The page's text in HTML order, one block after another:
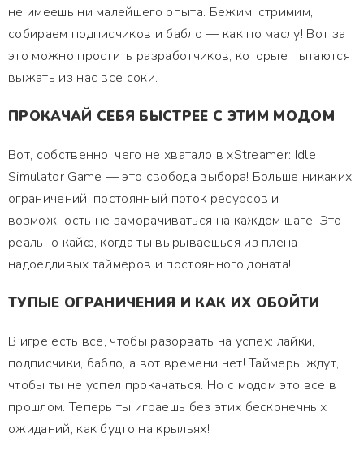
не имеешь ни малейшего опыта. Бежим, стримим,
собираем подписчиков и бабло — как по маслу! Вот за
это можно простить разработчиков, которые пытаются
выжать из нас все соки.
ПРОКАЧАЙ СЕБЯ БЫСТРЕЕ С ЭТИМ МОДОМ
Вот, собственно, чего не хватало в xStreamer: Idle
Simulator Game — это свобода выбора! Больше никаких
ограничений, постоянный поток ресурсов и
возможность не заморачиваться на каждом шаге. Это
реально кайф, когда ты вырываешься из плена
надоедливых таймеров и постоянного доната!
ТУПЫЕ ОГРАНИЧЕНИЯ И КАК ИХ ОБОЙТИ
В игре есть всё, чтобы разорвать на успех: лайки,
подписчики, бабло, а вот времени нет! Таймеры ждут,
чтобы ты не успел прокачаться. Но с модом это все в
прошлом. Теперь ты играешь без этих бесконечных
ожиданий, как будто на крыльях!